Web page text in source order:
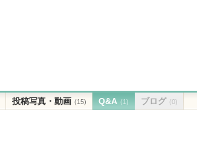
投稿写真・動画 (15) Q&A (1) ブログ (0)